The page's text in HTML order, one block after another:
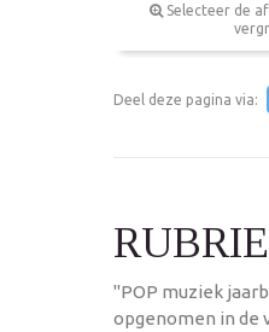
Selecteer de
Deel deze pagina via:
"POP muziek
opgenomen in de